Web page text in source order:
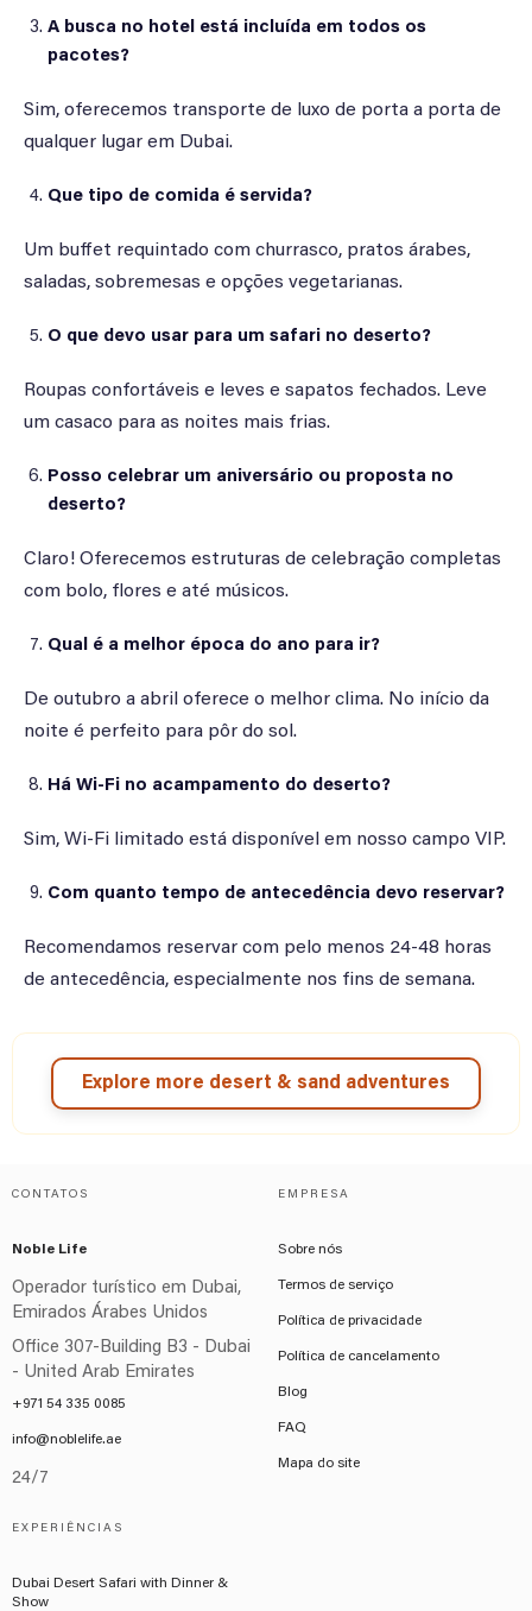
A busca no hotel está incluída em todos os
pacotes?
Sim, oferecemos transporte de luxo de porta a porta de
qualquer lugar em Dubai.
Que tipo de comida é servida?
Um buffet requintado com churrasco, pratos árabes,
saladas, sobremesas e opções vegetarianas.
O que devo usar para um safari no deserto?
Roupas confortáveis e leves e sapatos fechados. Leve
um casaco para as noites mais frias.
Posso celebrar um aniversário ou proposta no
deserto?
Claro! Oferecemos estruturas de celebração completas
com bolo, flores e até músicos.
Qual é a melhor época do ano para ir?
De outubro a abril oferece o melhor clima. No início da
noite é perfeito para pôr do sol.
Há Wi-Fi no acampamento do deserto?
Sim, Wi-Fi limitado está disponível em nosso campo VIP.
Com quanto tempo de antecedência devo reservar?
Recomendamos reservar com pelo menos 24-48 horas
de antecedência, especialmente nos fins de semana.
Explore more desert & sand adventures
CONTATOS
Noble Life
Operador turístico em Dubai,
Emirados Árabes Unidos
Office 307-Building B3 - Dubai
- United Arab Emirates
+971 54 335 0085
info@noblelife.ae
24/7
EMPRESA
Sobre nós
Termos de serviço
Política de privacidade
Política de cancelamento
Blog
FAQ
Mapa do site
EXPERIÊNCIAS
Dubai Desert Safari with Dinner &
Show